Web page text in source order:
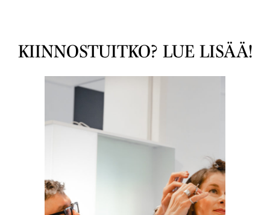
KIINNOSTUITKO? LUE LISÄÄ!